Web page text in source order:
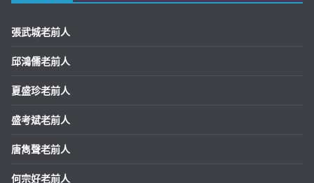
張武城老前人
邱鴻儒老前人
夏盛珍老前人
盛考斌老前人
唐雋聲老前人
何宗好老前人